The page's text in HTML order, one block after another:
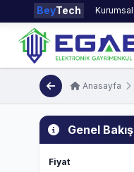
BeyTech Kurumsal
Anasayfa
Genel Bakış
Fiyat